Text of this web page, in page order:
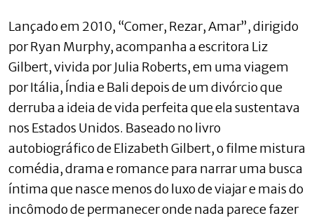
Lançado em 2010, “Comer, Rezar, Amar”, dirigido
por Ryan Murphy, acompanha a escritora Liz
Gilbert, vivida por Julia Roberts, em uma viagem
por Itália, Índia e Bali depois de um divórcio que
derruba a ideia de vida perfeita que ela sustentava
nos Estados Unidos. Baseado no livro
autobiográfico de Elizabeth Gilbert, o filme mistura
comédia, drama e romance para narrar uma busca
íntima que nasce menos do luxo de viajar e mais do
incômodo de permanecer onde nada parece fazer